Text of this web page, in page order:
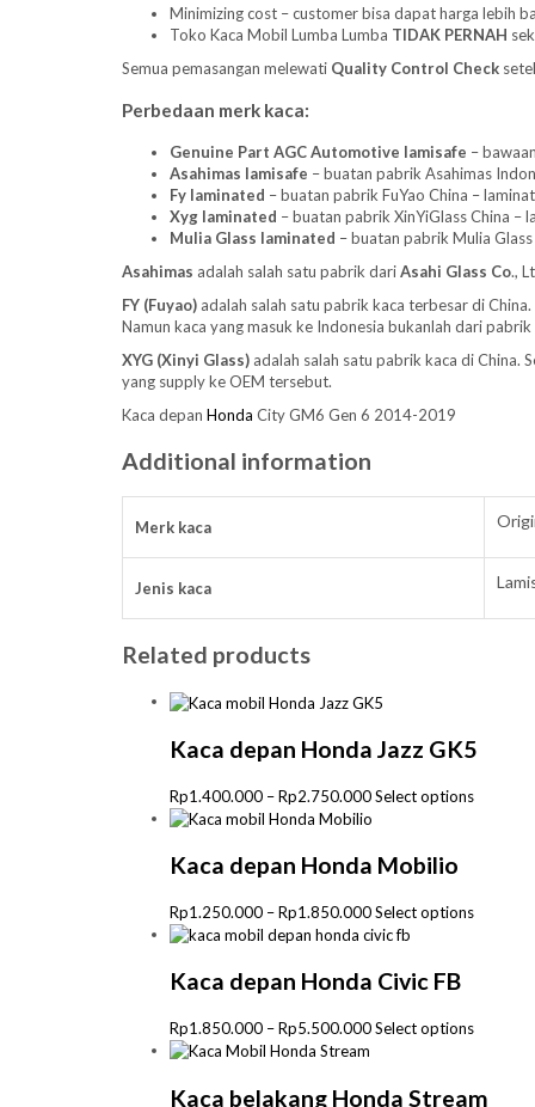
Minimizing cost – customer bisa dapat harga lebih
Toko Kaca Mobil Lumba Lumba TIDAK PERNAH
Semua pemasangan melewati Quality Control Check
Perbedaan merk kaca:
Genuine Part AGC Automotive lamisafe –
Asahimas lamisafe – buatan pabrik Asahimas
Fy laminated – buatan pabrik FuYao China –
Xyg laminated – buatan pabrik XinYiGlass China –
Mulia Glass laminated – buatan pabrik Mulia
Asahimas adalah salah satu pabrik dariAsahi Glass Co.,
FY (Fuyao) adalah salah satu pabrik kaca terbesar di
Namun kaca yang masuk ke Indonesia bukanlah dari
XYG (Xinyi Glass) adalah salah satu pabrik kaca di China.
yang supply ke OEM tersebut.
Kaca depan Honda City GM6 Gen 6 2014-2019
Additional information
Merk kaca
Jenis kaca
Related products
Kaca depan Honda Jazz GK5
Rp1.400.000 –Rp2.750.000Price
range:
through
Rp2.750.000
Select optionsThis
options
the
Kaca depan Honda Mobilio
Rp1.250.000 –Rp1.850.000Price
range:
through
Rp1.850.000
Select optionsThis
options
Kaca depan Honda Civic FB
Rp1.850.000 –Rp5.500.000Price
through
Select optionsThis
multiple
Kaca belakang Honda Stream